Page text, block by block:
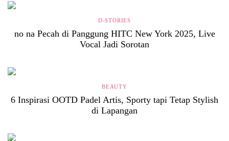
D-STORIES
no na Pecah di Panggung HITC New York 2025, Live
Vocal Jadi Sorotan
BEAUTY
6 Inspirasi OOTD Padel Artis, Sporty tapi Tetap Stylish
di Lapangan